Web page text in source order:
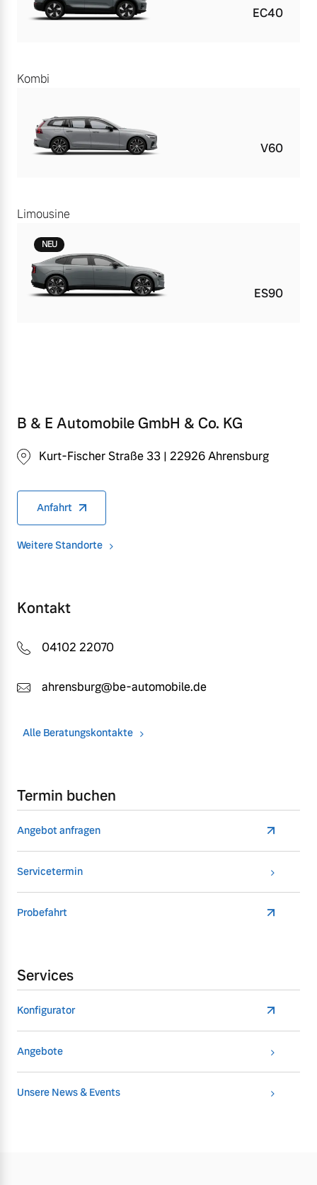
EC40
Kombi
V60
Limousine
NEU
ES90
B & E Automobile GmbH & Co. KG
Kurt-Fischer Straße 33 | 22926 Ahrensburg
Anfahrt
Weitere Standorte
Kontakt
04102 22070
ahrensburg@be-automobile.de
Alle Beratungskontakte
Termin buchen
Angebot anfragen
Servicetermin
Probefahrt
Services
Konfigurator
Angebote
Unsere News & Events